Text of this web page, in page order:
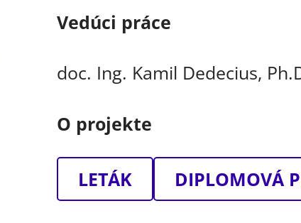
Vedúci práce
doc. Ing. Kamil Dedecius,
O projekte
LETÁK DIPLOMOVÁ